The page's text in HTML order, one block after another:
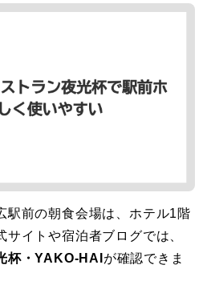
駅前の朝食会場は、ホテル1階
イトや宿泊者ブログでは、
杯・YAKO-HAI が確認できま